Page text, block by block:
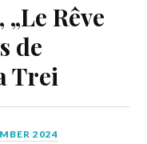
Rêve
de
Trei
2024